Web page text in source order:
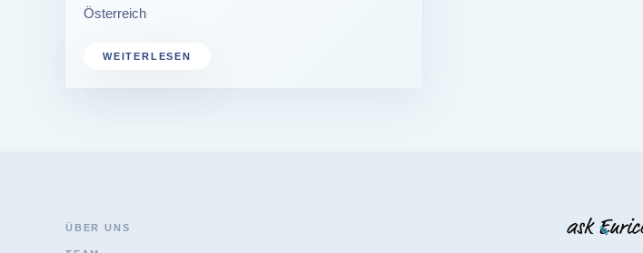
Österreich
WEITERLESEN
ÜBER UNS